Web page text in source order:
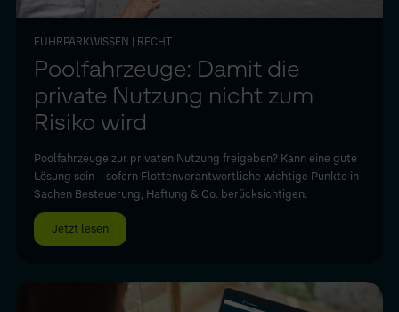
FUHRPARKWISSEN | RECHT
Poolfahrzeuge: Damit die
private Nutzung nicht zum
Risiko wird
Poolfahrzeuge zur privaten Nutzung freigeben? Kann eine gute
Lösung sein – sofern Flottenverantwortliche wichtige Punkte in
Sachen Besteuerung, Haftung & Co. berücksichtigen.
Jetzt lesen